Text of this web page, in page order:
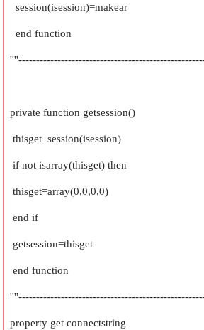
session(isession)=makear
end function
private function getsession()
thisget=session(isession)
if not isarray(thisget) then
thisget=array(0,0,0,0)
end if
getsession=thisget
end function
property get connectstring